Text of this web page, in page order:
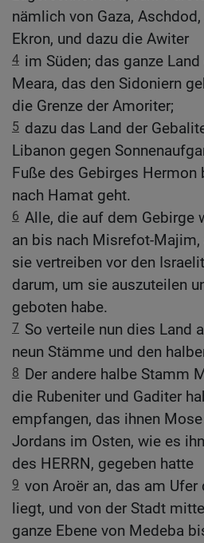
nämlich von Gaza,
Ekron, und dazu die Awiter
4 im Süden; das ganze
Meara, das den Sidoniern
die Grenze der Amoriter;
5 dazu das Land der
Libanon gegen
Fuße des Gebirges Hermon
nach Hamat geht.
6 Alle, die auf dem Gebirge
an bis nach Misrefot-
sie vertreiben vor den
darum, um sie auszuteilen
geboten habe.
7 So verteile nun dies Land
neun Stämme und den
8 Der andere halbe Stamm
die Rubeniter und Gaditer
empfangen, das ihnen
Jordans im Osten, wie es
des HERRN, gegeben hatte
9 von Aroër an, das am
liegt, und von der Stadt
ganze Ebene von Medeba